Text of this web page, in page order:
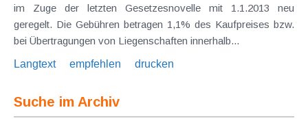
im Zuge der letzten Gesetzesnovelle mit 1.1.2013 neu
geregelt. Die Gebühren betragen 1,1% des Kaufpreises bzw.
bei Übertragungen von Liegenschaften innerhalb...
Langtext
empfehlen drucken
Suche im Archiv